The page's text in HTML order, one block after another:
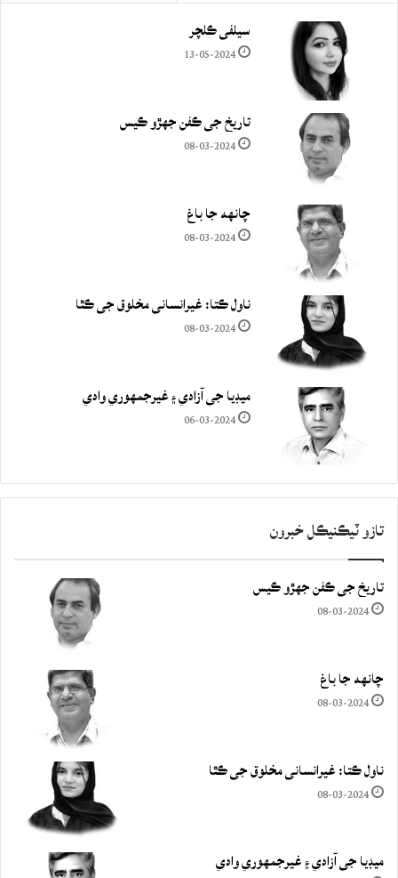
سيلفي ڪلچر
13-05-2024
تاريخ جي ڪفن جھڙو ڪيس
08-03-2024
چانهه جا باغ
08-03-2024
ناول ڪتا: غيرانساني مخلوق جي ڪٿا
08-03-2024
ميڊيا جي آزادي ۽ غيرجمھوري وادي
06-03-2024
تازو ٽيڪنيڪل خبرون
تاريخ جي ڪفن جھڙو ڪيس
08-03-2024
چانهه جا باغ
08-03-2024
ناول ڪتا: غيرانساني مخلوق جي ڪٿا
08-03-2024
ميڊيا جي آزادي ۽ غيرجمھوري وادي